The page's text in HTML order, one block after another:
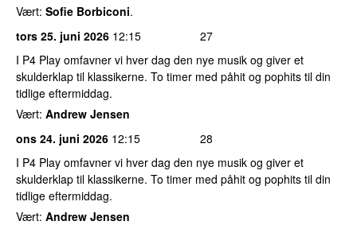
Vært: Sofie Borbiconi.
tors 25. juni 2026 12:15
27
I P4 Play omfavner vi hver dag den nye musik og giver et
skulderklap til klassikerne. To timer med påhit og pophits til din
tidlige eftermiddag.
Vært: Andrew Jensen
ons 24. juni 2026 12:15
28
I P4 Play omfavner vi hver dag den nye musik og giver et
skulderklap til klassikerne. To timer med påhit og pophits til din
tidlige eftermiddag.
Vært: Andrew Jensen